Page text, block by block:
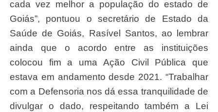
cada vez melhor a população do estado de
Goiás”, pontuou o secretário de Estado da
Saúde de Goiás, Rasível Santos, ao lembrar
ainda que o acordo entre as instituições
colocou fim a uma Ação Civil Pública que
estava em andamento desde 2021. “Trabalhar
com a Defensoria nos dá essa tranquilidade de
divulgar o dado, respeitando também a Lei